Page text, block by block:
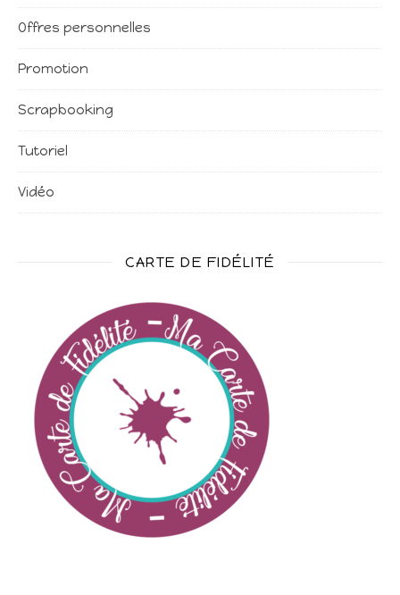
Offres personnelles
Promotion
Scrapbooking
Tutoriel
Vidéo
CARTE DE FIDÉLITÉ